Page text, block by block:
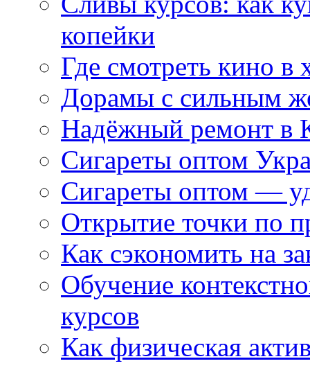
копейки
Где смотреть кино в
Дорамы с сильным
Надёжный ремонт в
Сигареты оптом
Сигареты оптом —
Открытие точки по
Как сэкономить на
Обучение
курсов
Как физическая